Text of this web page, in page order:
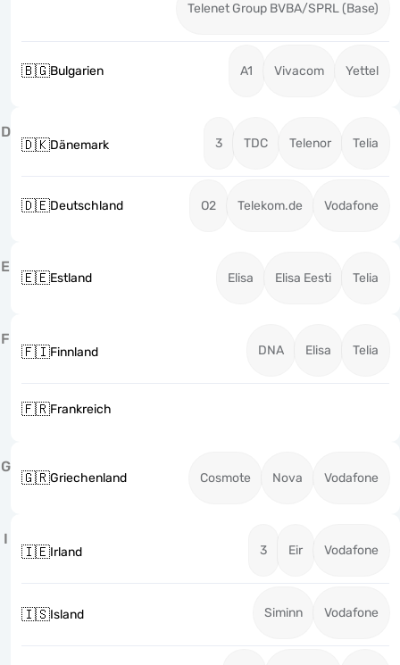
Telenet Group BVBA/SPRL (Base)
🇧🇬Bulgarien A1 Vivacom Yettel
D
🇩🇰Dänemark 3 TDC Telenor Telia
🇩🇪Deutschland O2 Telekom.de Vodafone
E
🇪🇪Estland Elisa Elisa Eesti Telia
F
🇫🇮Finnland DNA Elisa Telia
🇫🇷Frankreich
G
🇬🇷Griechenland Cosmote Nova Vodafone
I
🇮🇪Irland 3 Eir Vodafone
🇮🇸Island Siminn Vodafone